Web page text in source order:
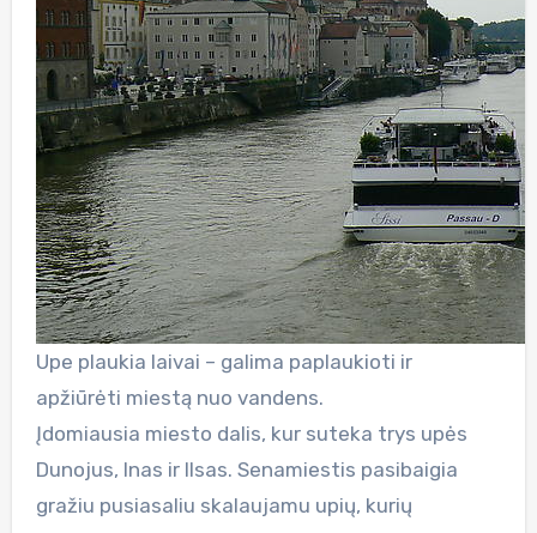
Upe plaukia laivai – galima paplaukioti ir
apžiūrėti miestą nuo vandens.
Įdomiausia miesto dalis, kur suteka trys upės
Dunojus, Inas ir Ilsas. Senamiestis pasibaigia
gražiu pusiasaliu skalaujamu upių, kurių